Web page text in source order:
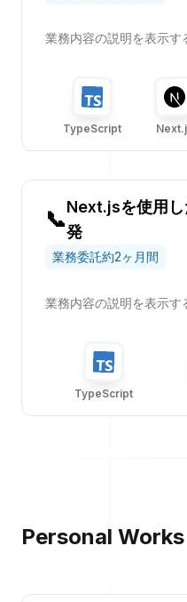
業務内容の説明を表示す
TypeScript へのリン
TypeScript
📞Next.jsを使用
発
業務委託約2ヶ月間
業務内容の説明を表示す
TypeScript への
TypeScript
Personal Works